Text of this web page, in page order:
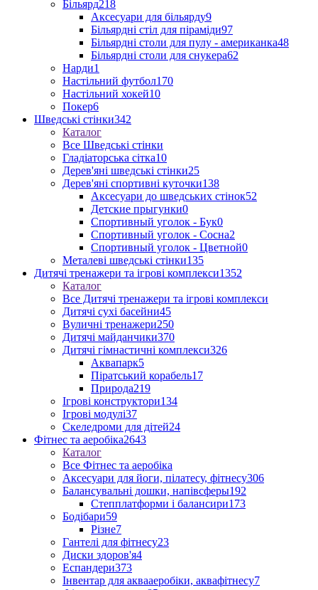
Більярд218
Аксесуари для більярду9
Більярдні стіл для піраміди97
Більярдні столи для пулу - американка48
Більярдні столи для снукера62
Нарди1
Настільний футбол170
Настільний хокей10
Покер6
Шведські стінки342
Каталог
Все Шведські стінки
Гладіаторська сітка10
Дерев'яні шведські стінки25
Дерев'яні спортивні куточки138
Аксесуари до шведських стінок52
Детские прыгунки0
Спортивный уголок - Бук0
Спортивный уголок - Сосна2
Спортивный уголок - Цветной0
Металеві шведські стінки135
Дитячі тренажери та ігрові комплекси1352
Каталог
Все Дитячі тренажери та ігрові комплекси
Дитячі сухі басейни45
Вуличні тренажери250
Дитячі майданчики370
Дитячі гімнастичні комплекси326
Аквапарк5
Піратський корабель17
Природа219
Ігрові конструктори134
Ігрові модулі37
Скеледроми для дітей24
Фітнес та аеробіка2643
Каталог
Все Фітнес та аеробіка
Аксесуари для йоги, пілатесу, фітнесу306
Балансувальні дошки, напівсферы192
Степплатформи і балансири173
Бодібари59
Різне7
Гантелі для фітнесу23
Диски здоров'я4
Еспандери373
Інвентар для аквааеробіки, аквафітнесу7